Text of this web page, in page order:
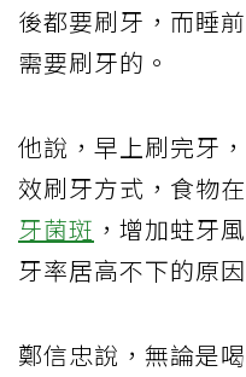
後都要刷牙，而睡
需要刷牙的。
他說，早上刷完牙
效刷牙方式，食物
牙菌斑 ，增加蛀牙
牙率居高不下的原因
鄭信忠說，無論是